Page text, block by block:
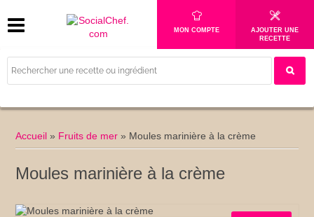
MON COMPTE
AJOUTER UNE
RECETTE
Accueil » Fruits de mer » Moules marinière à la crème
Moules marinière à la crème